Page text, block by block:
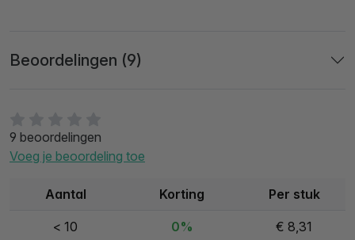
9 beoordelingen
Voeg je beoordeling toe
Aantal Korting Per stuk
< 10 0% € 8,31
Beoordelingen (9)